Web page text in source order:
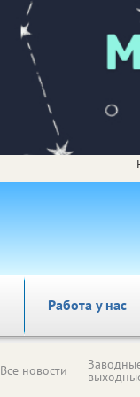
Работа у нас
Все новости